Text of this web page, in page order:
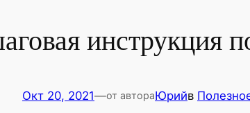
инструкция
Окт 20, 2021—от автораЮрийв